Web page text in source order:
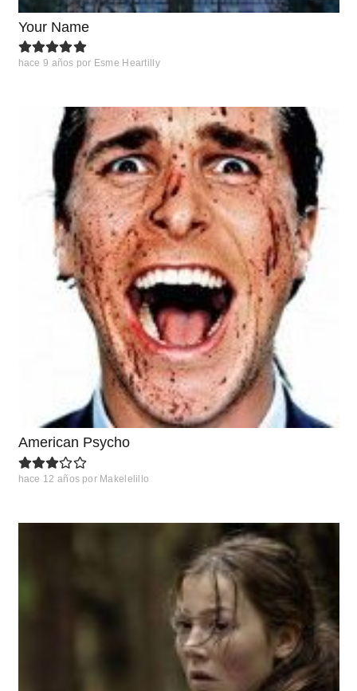
Your Name
hace 9 años por Esme Heartilly
American Psycho
hace 12 años por Makelelillo